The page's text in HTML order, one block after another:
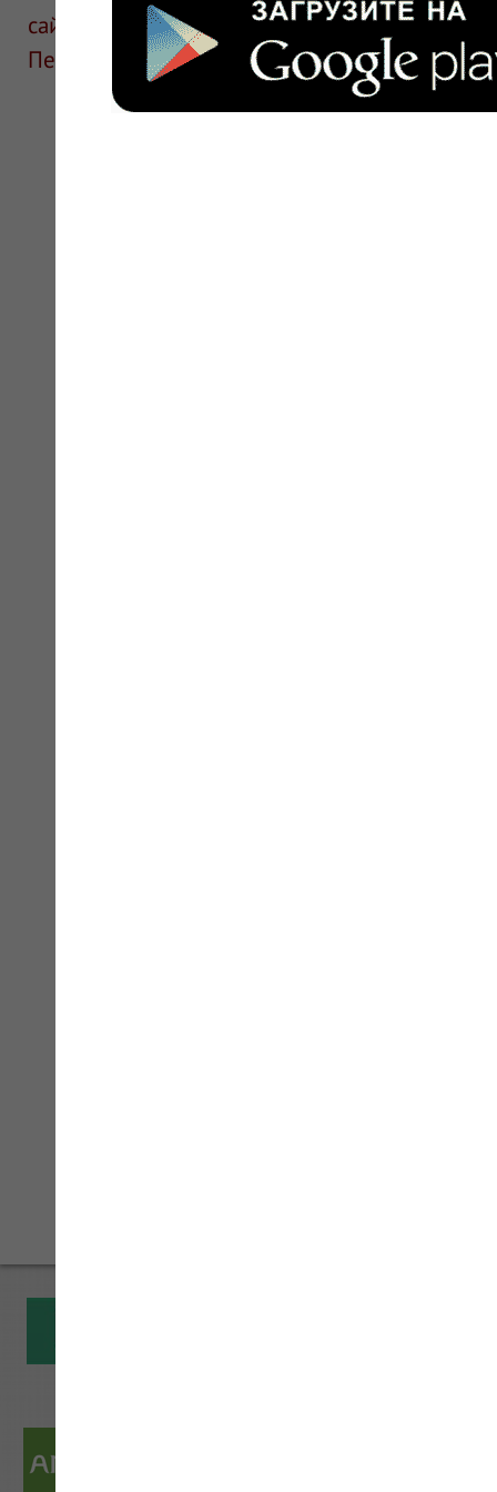
сайте для ознакомления и не является
Перед применением необходима